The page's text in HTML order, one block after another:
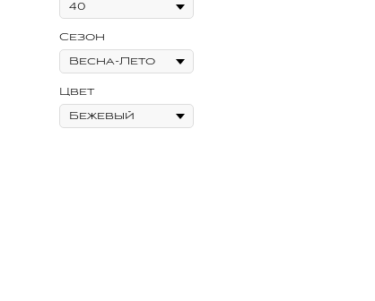
Сезон
Цвет